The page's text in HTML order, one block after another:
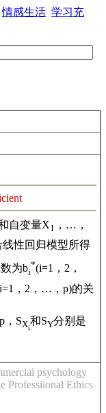
情感生活 学习充
自变量X1 ，…，
性回归模型所得
为bi
*(i=1，2，
，2，…，p)的关
，SXi
和SY分别是
psychology
Professiional Ethics